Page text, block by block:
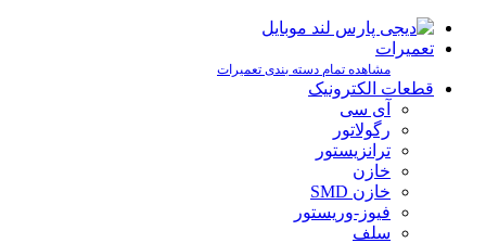
تعمیرات
مشاهده تمام دسته بندی تعمیرات
قطعات الکترونیک
آی سی
رگولاتور
ترانزیستور
خازن
خازن SMD
فیوز-وریستور
سلف